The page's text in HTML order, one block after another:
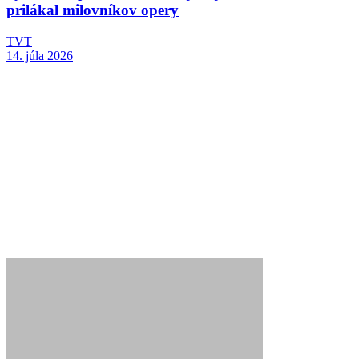
prilákal milovníkov opery
TVT
14. júla 2026